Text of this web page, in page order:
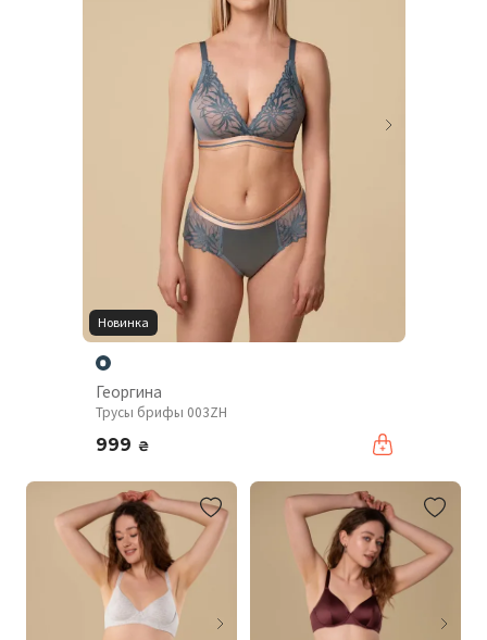
Новинка
Георгина
Трусы брифы 003ZH
999 ₴